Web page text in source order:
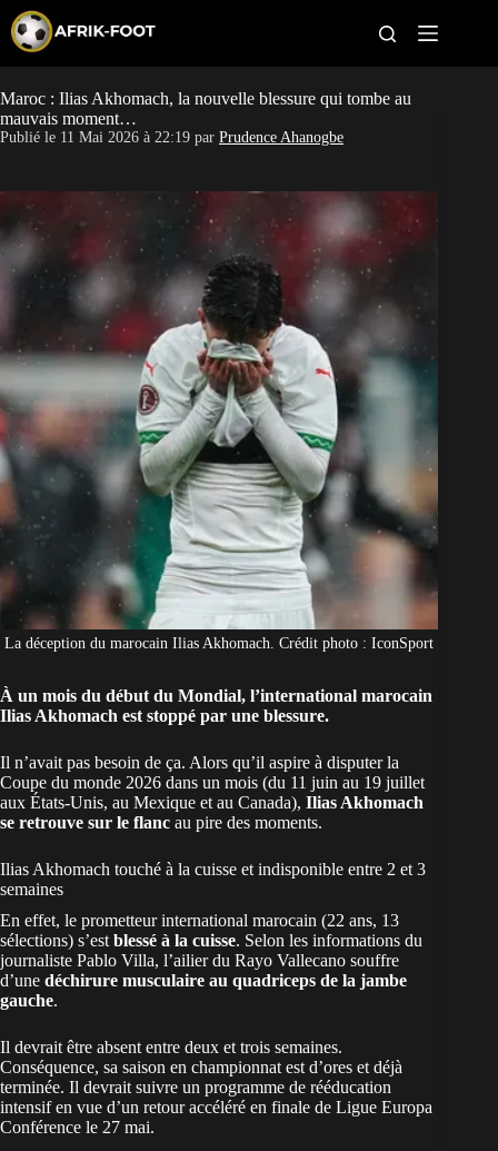
p
t
o
c
o
t
n
t
CAN féminine
Clubs
Classement
Paris sportifs
Maroc : Ilias Akhomach, la nouvelle blessure qui tombe au
mauvais moment…
Publié le 11 Mai 2026 à 22:19 par Prudence Ahanogbe
La déception du marocain Ilias Akhomach. Crédit photo : IconSport
À un mois du début du Mondial, l’international marocain
Ilias Akhomach est stoppé par une blessure.
Il n’avait pas besoin de ça. Alors qu’il aspire à disputer la
Coupe du monde 2026 dans un mois (du 11 juin au 19 juillet
aux États-Unis, au Mexique et au Canada), Ilias Akhomach
se retrouve sur le flanc au pire des moments.
Ilias Akhomach touché à la cuisse et indisponible entre 2 et 3
semaines
En effet, le prometteur international marocain (22 ans, 13
sélections) s’est blessé à la cuisse. Selon les informations du
journaliste Pablo Villa, l’ailier du Rayo Vallecano souffre
d’une déchirure musculaire au quadriceps de la jambe
gauche.
Il devrait être absent entre deux et trois semaines.
Conséquence, sa saison en championnat est d’ores et déjà
terminée. Il devrait suivre un programme de rééducation
intensif en vue d’un retour accéléré en finale de Ligue Europa
Conférence le 27 mai.